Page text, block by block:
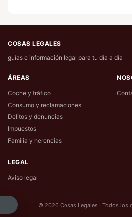
COSAS LEGALES
guías e información legal para tu día a día
ÁREAS
Coche y tráfico
Consumo y reclamaciones
Delitos y denuncias
Impuestos
Familia y herencias
LEGAL
Aviso legal
© 2026 Cosas Legales · Todos los